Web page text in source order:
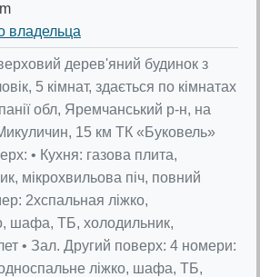
владельца
дерев'яний будинок з
5 кімнат, здається по кімнатах
обл, Яремчанський р-н, на
15 км ТК «Буковель»
• Кухня: газова плита,
мікрохвильова піч, повний
2хспальная ліжко,
шафа, ТБ, холодильник,
• Зал. Другий поверх: 4 номери:
ліжко, шафа, ТБ,